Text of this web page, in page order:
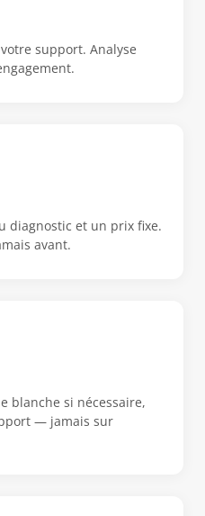
support. Analyse
diagnostic et un prix fixe.
avant.
blanche si nécessaire,
— jamais sur